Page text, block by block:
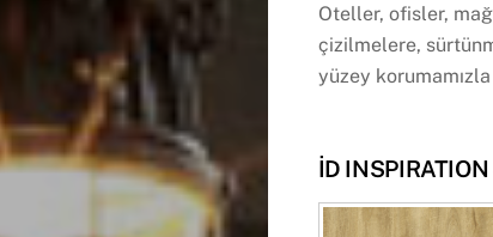
Oteller, ofisler,
çizilmelere,
yüzey
İD